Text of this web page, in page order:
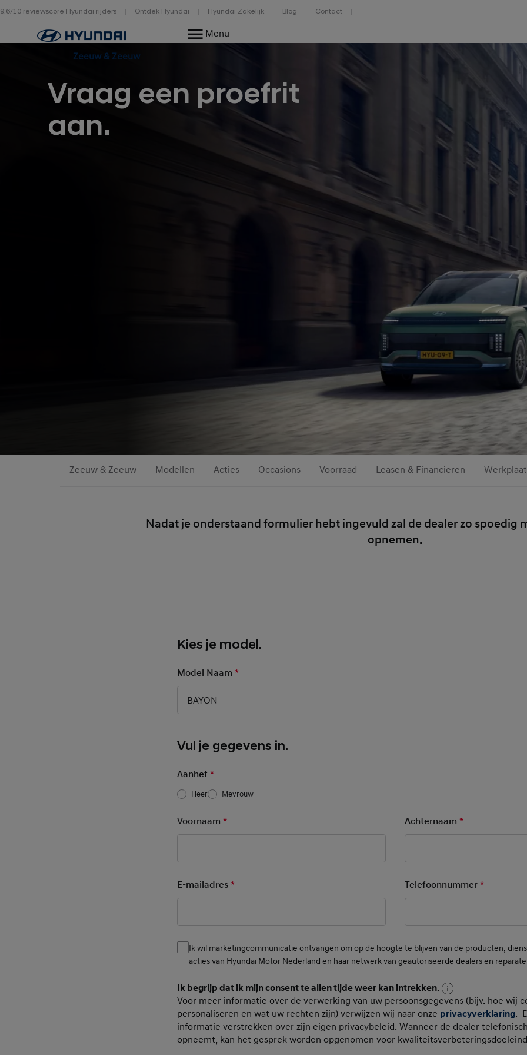
9,6/10 reviewscore Hyundai rijders Ontdek Hyundai Hyundai Zakelijk Blog Contact
Home
Zeeuw & Zeeuw
Menu
Vraag een proefrit
aan.
Zeeuw & Zeeuw Modellen Acties Occasions Voorraad Leasen & Financieren
Nadat je onderstaand formulier hebt ingevuld zal de dealer zo spoedig
opnemen.
Kies je model.
Model Naam*
BAYON
Basic User Info
Vul je gegevens in.
Aanhef *
Heer Mevrouw
Voornaam* Achternaam*
E-mailadres* Telefoonnummer*
Consent
Ik wil marketingcommunicatie ontvangen om op de hoogte te blijven van de producten,
acties van Hyundai Motor Nederland en haar netwerk van geautoriseerde dealers en
Consent Persoonsgegevens
Ik begrijp dat ik mijn consent te allen tijde weer kan intrekken.
Voor meer informatie over de verwerking van uw persoonsgegevens (bijv. hoe wij
personaliseren en wat uw rechten zijn) verwijzen wij naar onze privacyverklaring.
informatie verstrekken over zijn eigen privacybeleid. Wanneer de dealer
opneemt, kan het gesprek worden opgenomen voor